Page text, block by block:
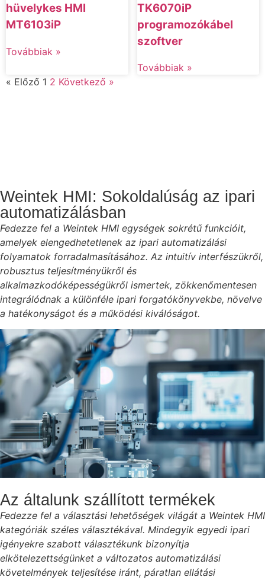
hüvelykes HMI
MT6103iP
Továbbiak »
TK6070iP
programozókábel
szoftver
Továbbiak »
« Előző 1 2 Következő »
Weintek HMI: Sokoldalúság az ipari
automatizálásban
Fedezze fel a Weintek HMI egységek sokrétű funkcióit,
amelyek elengedhetetlenek az ipari automatizálási
folyamatok forradalmasításához. Az intuitív interfészükről,
robusztus teljesítményükről és
alkalmazkodóképességükről ismertek, zökkenőmentesen
integrálódnak a különféle ipari forgatókönyvekbe, növelve
a hatékonyságot és a működési kiválóságot.
Az általunk szállított termékek
Fedezze fel a választási lehetőségek világát a Weintek HMI
kategóriák széles választékával. Mindegyik egyedi ipari
igényekre szabott választékunk bizonyítja
elkötelezettségünket a változatos automatizálási
követelmények teljesítése iránt, páratlan ellátási